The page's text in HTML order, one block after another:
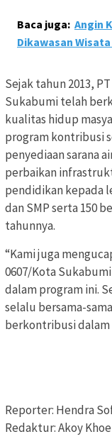
Baca juga: Angin
Dikawasan
Sejak tahun 2013,
Sukabumi telah
kualitas hidup
program kontribusi
penyediaan sarana
perbaikan
pendidikan kepada
dan SMP serta 150
tahunnya.
“Kami juga
0607/Kota
dalam program ini.
selalu bersama-
berkontribusi
Reporter: Hendra
Redaktur: Akoy